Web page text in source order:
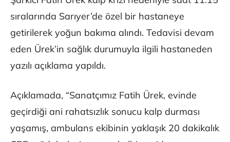
sıralarında Sarıyer’de özel bir hastaneye
getirilerek yoğun bakıma alındı. Tedavisi devam
eden Ürek’in sağlık durumuyla ilgili hastaneden
yazılı açıklama yapıldı.
Açıklamada, “Sanatçımız Fatih Ürek, evinde
geçirdiği ani rahatsızlık sonucu kalp durması
yaşamış, ambulans ekibinin yaklaşık 20 dakikalık